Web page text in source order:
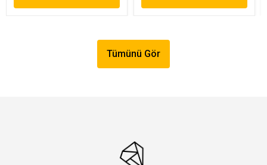
Tümünü Gör